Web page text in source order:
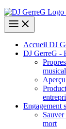
Accueil DJ
DJ GerreG -
Engagement
mort